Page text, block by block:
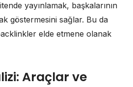
yayınlamak, başkalarının
göstermesini sağlar. Bu da
elde etmene olanak
Araçlar ve